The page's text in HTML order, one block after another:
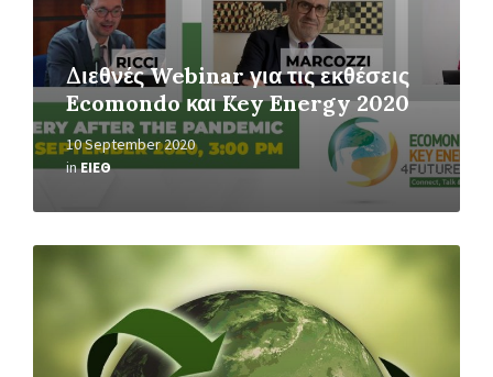
Διεθνές Webinar για τις εκθέσεις
Ecomondo και Key Energy 2020
10 September 2020
inΕΙΕΘ
Read
More